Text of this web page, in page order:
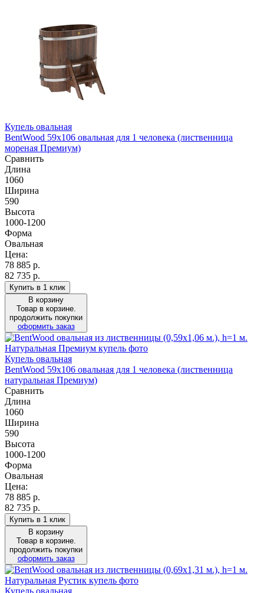
Купель овальная
BentWood 59х106 овальная для 1 человека (лиственница
мореная Премиум)
Сравнить
Длина
1060
Ширина
590
Высота
1000-1200
Форма
Овальная
Цена:
78 885 р.
82 735 р.
Купить в 1 клик
В корзину
Товар в корзине.
продолжить покупки
оформить заказ
Купель овальная
BentWood 59х106 овальная для 1 человека (лиственница
натуральная Премиум)
Сравнить
Длина
1060
Ширина
590
Высота
1000-1200
Форма
Овальная
Цена:
78 885 р.
82 735 р.
Купить в 1 клик
В корзину
Товар в корзине.
продолжить покупки
оформить заказ
Купель овальная